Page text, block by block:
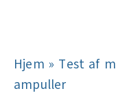
Hjem » Test af
ampuller